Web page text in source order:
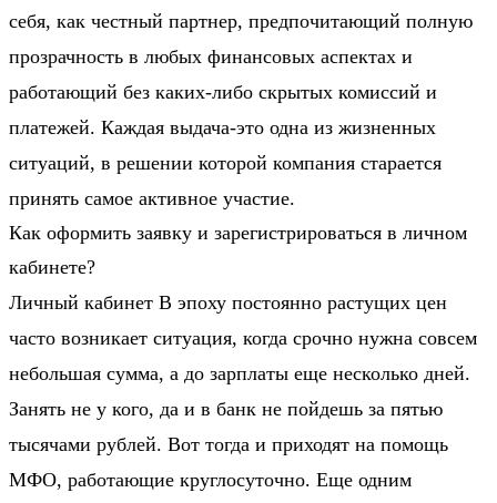
себя, как честный партнер, предпочитающий полную
прозрачность в любых финансовых аспектах и
работающий без каких-либо скрытых комиссий и
платежей. Каждая выдача-это одна из жизненных
ситуаций, в решении которой компания старается
принять самое активное участие.
Как оформить заявку и зарегистрироваться в личном
кабинете?
Личный кабинет В эпоху постоянно растущих цен
часто возникает ситуация, когда срочно нужна совсем
небольшая сумма, а до зарплаты еще несколько дней.
Занять не у кого, да и в банк не пойдешь за пятью
тысячами рублей. Вот тогда и приходят на помощь
МФО, работающие круглосуточно. Еще одним